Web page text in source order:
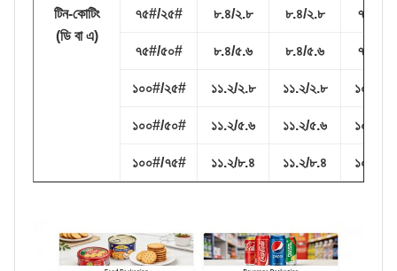
টিন-কোটিং
(ডি বা এ)
৭৫#/২৫# ৮.৪/২.৮ ৮.৪/২.৮ ৭.৮/২.৫
৭৫#/৫০# ৮.৪/৫.৬ ৮.৪/৫.৬ ৭.৮/৫.২
১০০#/২৫# ১১.২/২.৮ ১১.২/২.৮ ১০.১/
১০০#/৫০# ১১.২/৫.৬ ১১.২/৫.৬ ১০.১/
১০০#/৭৫# ১১.২/৮.৪ ১১.২/৮.৪ ১০.১/